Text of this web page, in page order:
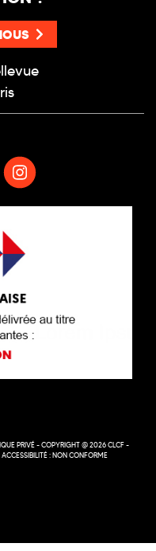
PRIVÉ - COPYRIGHT @ 2026 CLCF -
ACCESSIBILITÉ : NON CONFORME